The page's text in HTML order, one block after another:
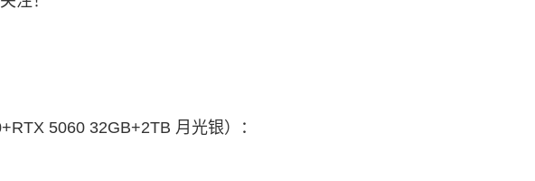
5060 32GB+2TB 月光银）：